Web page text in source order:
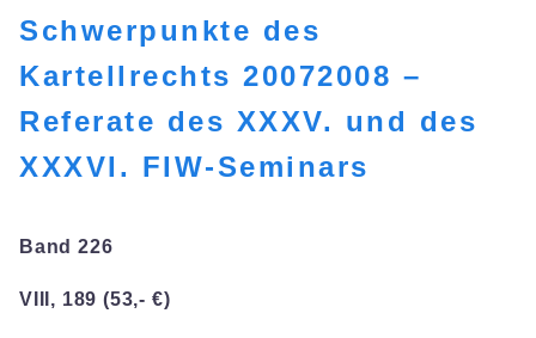
Schwerpunkte des
Kartellrechts 20072008 –
Referate des XXXV. und des
XXXVI. FIW-Seminars
Band 226
VIII, 189 (53,- €)